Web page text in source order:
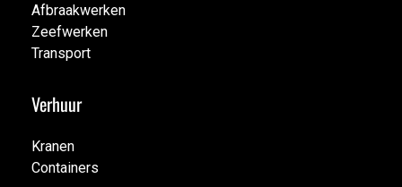
Grondwerken
Afbraakwerken
Afbraakwerken
Zeefwerken
Zeefwerken
Transport
Verhuur
Kranen
Kranen
Containers